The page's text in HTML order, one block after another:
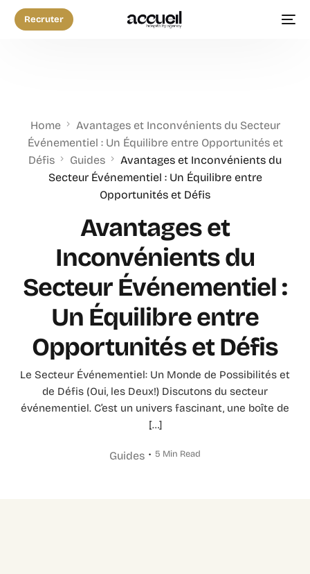
Recruter
Home
Avantages et Inconvénients du Secteur
Événementiel : Un Équilibre entre Opportunités et
Défis
Guides
Avantages et Inconvénients du
Secteur Événementiel : Un Équilibre entre
Opportunités et Défis
Avantages et
Inconvénients du
Secteur Événementiel :
Un Équilibre entre
Opportunités et Défis
Le Secteur Événementiel: Un Monde de Possibilités et
de Défis (Oui, les Deux!) Discutons du secteur
événementiel. C’est un univers fascinant, une boîte de
[…]
Guides 5 Min Read